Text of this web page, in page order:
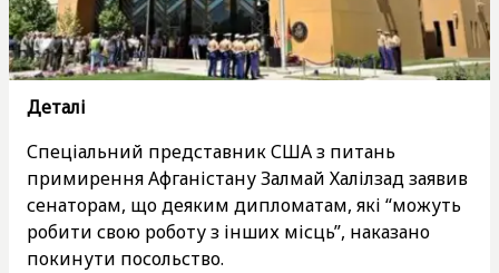
Деталі
Спеціальний представник США з питань
примирення Афганістану Залмай Халілзад заявив
сенаторам, що деяким дипломатам, які “можуть
робити свою роботу з інших місць”, наказано
покинути посольство.